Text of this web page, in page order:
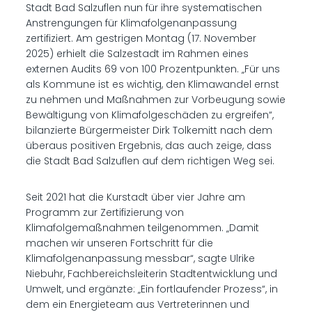
Stadt Bad Salzuflen nun für ihre systematischen
Anstrengungen für Klimafolgenanpassung
zertifiziert. Am gestrigen Montag (17. November
2025) erhielt die Salzestadt im Rahmen eines
externen Audits 69 von 100 Prozentpunkten. „Für uns
als Kommune ist es wichtig, den Klimawandel ernst
zu nehmen und Maßnahmen zur Vorbeugung sowie
Bewältigung von Klimafolgeschäden zu ergreifen“,
bilanzierte Bürgermeister Dirk Tolkemitt nach dem
überaus positiven Ergebnis, das auch zeige, dass
die Stadt Bad Salzuflen auf dem richtigen Weg sei.
Seit 2021 hat die Kurstadt über vier Jahre am
Programm zur Zertifizierung von
Klimafolgemaßnahmen teilgenommen. „Damit
machen wir unseren Fortschritt für die
Klimafolgenanpassung messbar“, sagte Ulrike
Niebuhr, Fachbereichsleiterin Stadtentwicklung und
Umwelt, und ergänzte: „Ein fortlaufender Prozess“, in
dem ein Energieteam aus Vertreterinnen und